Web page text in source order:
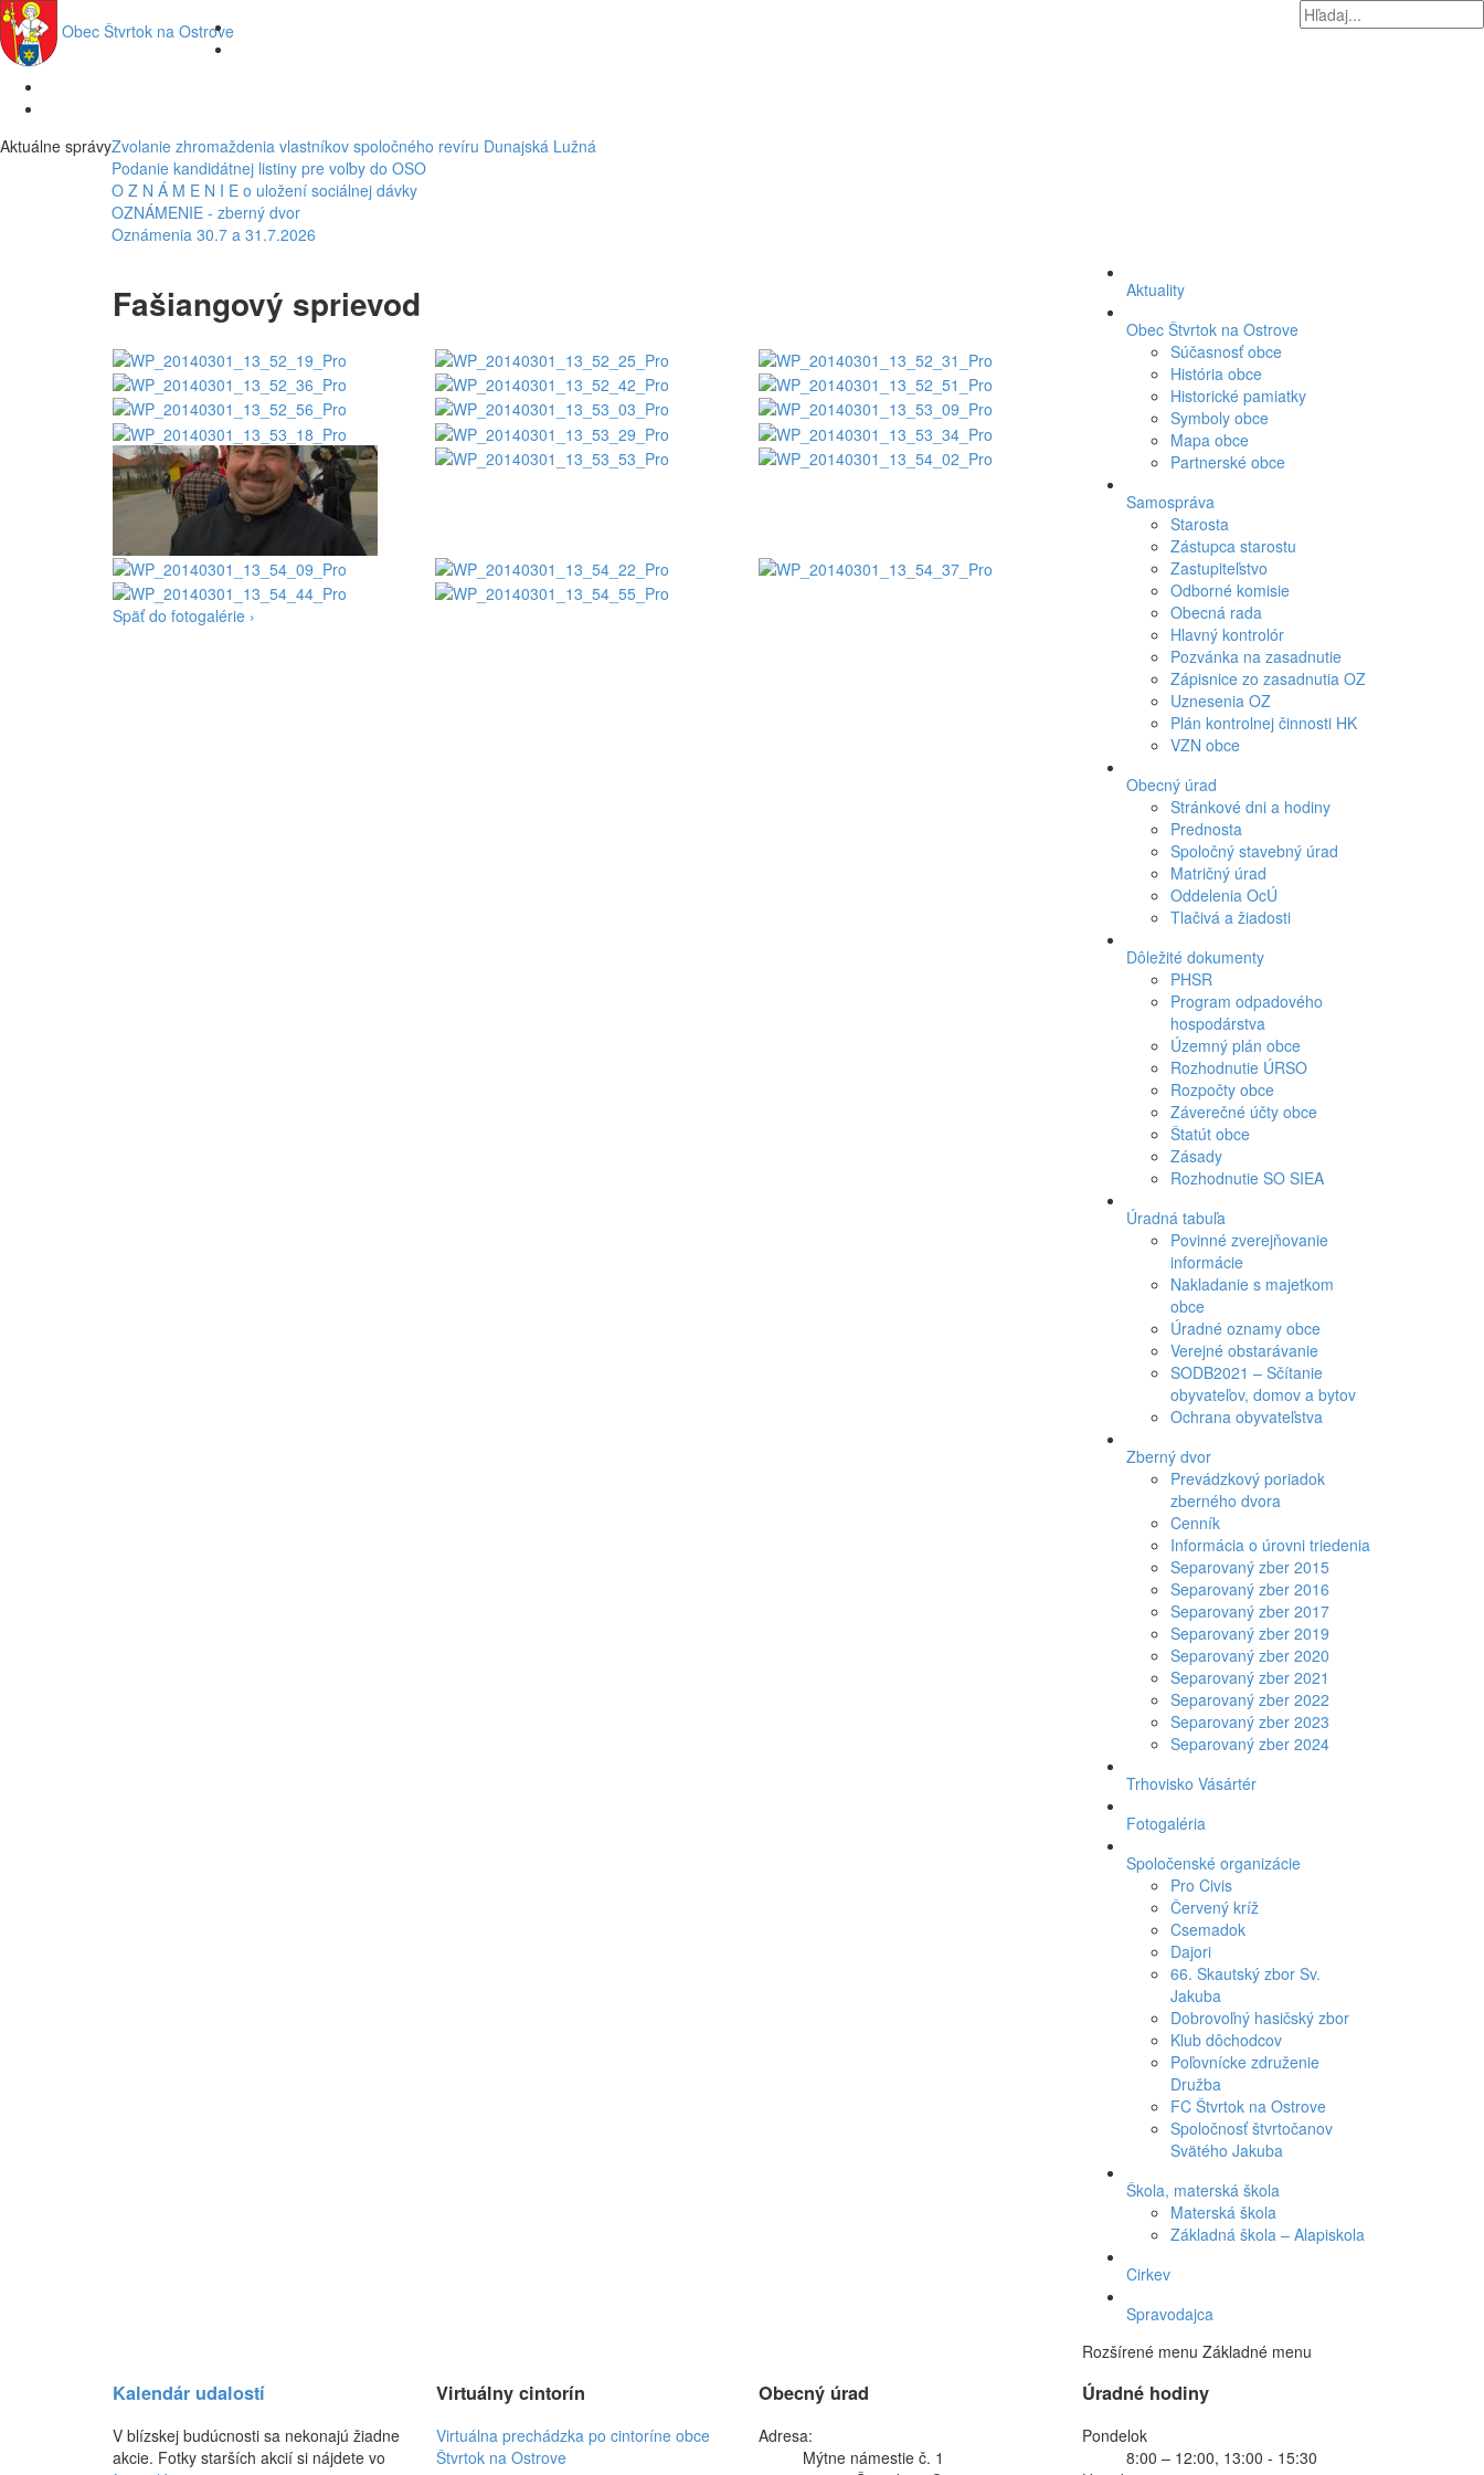
Obec Štvrtok na Ostrove
Aktuálne správyZvolanie zhromaždenia vlastníkov spoločného revíru Dunajská Lužná
Podanie kandidátnej listiny pre voľby do OSO
O Z N Á M E N I E o uložení sociálnej dávky
OZNÁMENIE - zberný dvor
Oznámenia 30.7 a 31.7.2026
Fašiangový sprievod
Späť do fotogalérie ›
Aktuality
Obec Štvrtok na Ostrove
Súčasnosť obce
História obce
Historické pamiatky
Symboly obce
Mapa obce
Partnerské obce
Samospráva
Starosta
Zástupca starostu
Zastupiteľstvo
Odborné komisie
Obecná rada
Hlavný kontrolór
Pozvánka na zasadnutie
Zápisnice zo zasadnutia OZ
Uznesenia OZ
Plán kontrolnej činnosti HK
VZN obce
Obecný úrad
Stránkové dni a hodiny
Prednosta
Spoločný stavebný úrad
Matričný úrad
Oddelenia OcÚ
Tlačivá a žiadosti
Dôležité dokumenty
PHSR
Program odpadového
hospodárstva
Územný plán obce
Rozhodnutie ÚRSO
Rozpočty obce
Záverečné účty obce
Štatút obce
Zásady
Rozhodnutie SO SIEA
Úradná tabuľa
Povinné zverejňovanie
informácie
Nakladanie s majetkom
obce
Úradné oznamy obce
Verejné obstarávanie
SODB2021 – Sčítanie
obyvateľov, domov a bytov
Ochrana obyvateľstva
Zberný dvor
Prevádzkový poriadok
zberného dvora
Cenník
Informácia o úrovni triedenia
Separovaný zber 2015
Separovaný zber 2016
Separovaný zber 2017
Separovaný zber 2019
Separovaný zber 2020
Separovaný zber 2021
Separovaný zber 2022
Separovaný zber 2023
Separovaný zber 2024
Trhovisko Vásártér
Fotogaléria
Spoločenské organizácie
Pro Civis
Červený kríž
Csemadok
Dajori
66. Skautský zbor Sv.
Jakuba
Dobrovoľný hasičský zbor
Klub dôchodcov
Poľovnícke združenie
Družba
FC Štvrtok na Ostrove
Spoločnosť štvrtočanov
Svätého Jakuba
Škola, materská škola
Materská škola
Základná škola – Alapiskola
Cirkev
Spravodajca
Rozšírené menu Základné menu
Kalendár udalostí
V blízskej budúcnosti sa nekonajú žiadne
akcie. Fotky starších akcií si nájdete vo
Virtuálny cintorín
Virtuálna prechádzka po cintoríne obce
Štvrtok na Ostrove
Obecný úrad
Adresa:
Mýtne námestie č. 1
Úradné hodiny
Pondelok
8:00 – 12:00, 13:00 - 15:30